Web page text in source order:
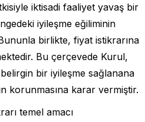
iktisadi faaliyet yavaş bir
iyileşme eğiliminin
birlikte, fiyat istikrarına
Bu çerçevede Kurul,
bir iyileşme sağlanana
korunmasına karar vermiştir.
temel amacı